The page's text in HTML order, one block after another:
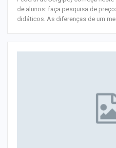
de alunos: faça pesquisa de
didáticos. As diferenças de um